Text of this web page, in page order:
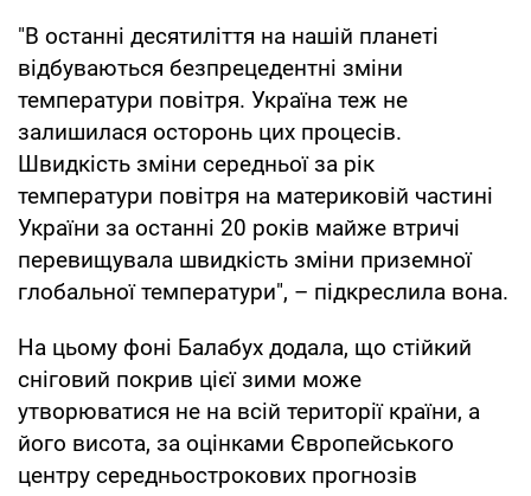
"В останні десятиліття на нашій планеті
відбуваються безпрецедентні зміни
температури повітря. Україна теж не
залишилася осторонь цих процесів.
Швидкість зміни середньої за рік
температури повітря на материковій частині
України за останні 20 років майже втричі
перевищувала швидкість зміни приземної
глобальної температури", – підкреслила вона.
На цьому фоні Балабух додала, що стійкий
сніговий покрив цієї зими може
утворюватися не на всій території країни, а
його висота, за оцінками Європейського
центру середньострокових прогнозів